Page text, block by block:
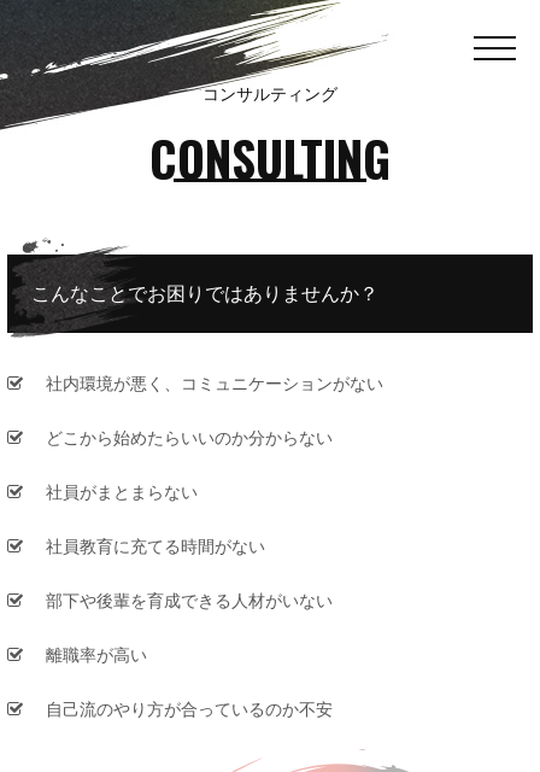
コンサルティング
CONSULTING
こんなことでお困りではありませんか？
社内環境が悪く、コミュニケーションがない
どこから始めたらいいのか分からない
社員がまとまらない
社員教育に充てる時間がない
部下や後輩を育成できる人材がいない
離職率が高い
自己流のやり方が合っているのか不安